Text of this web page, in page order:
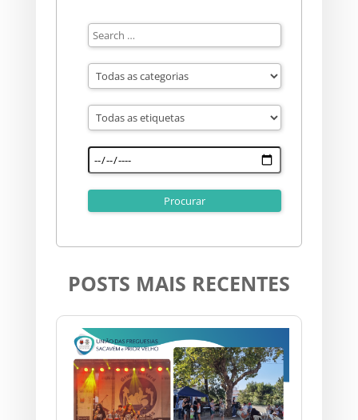
POSTS MAIS RECENTES